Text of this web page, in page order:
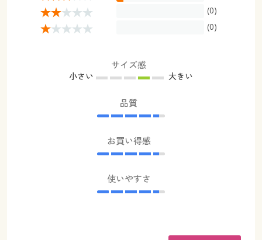
(0)
(0)
サイズ感
小さい 大きい
品質
お買い得感
使いやすさ